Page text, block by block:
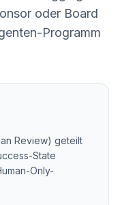
oder Board
Programm
Review) geteilt
State
Only-